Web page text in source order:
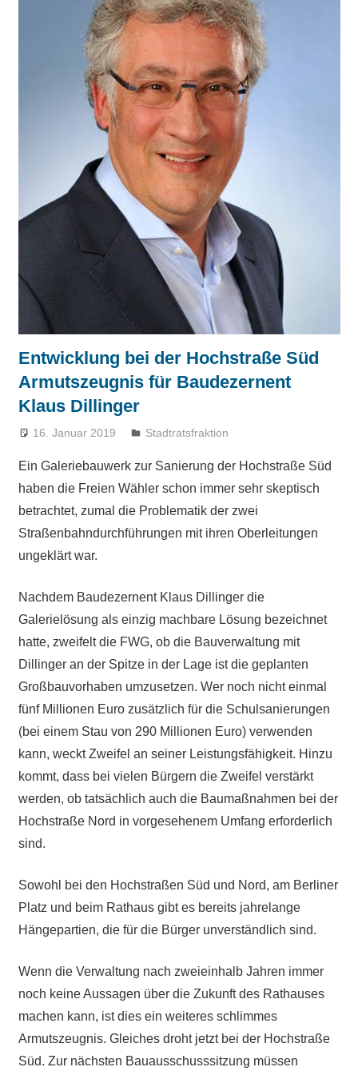
Entwicklung bei der Hochstraße Süd
Armutszeugnis für Baudezernent
Klaus Dillinger
16. Januar 2019 admin
Stadtratsfraktion
Ein Galeriebauwerk zur Sanierung der Hochstraße Süd
haben die Freien Wähler schon immer sehr skeptisch
betrachtet, zumal die Problematik der zwei
Straßenbahndurchführungen mit ihren Oberleitungen
ungeklärt war.
Nachdem Baudezernent Klaus Dillinger die
Galerielösung als einzig machbare Lösung bezeichnet
hatte, zweifelt die FWG, ob die Bauverwaltung mit
Dillinger an der Spitze in der Lage ist die geplanten
Großbauvorhaben umzusetzen. Wer noch nicht einmal
fünf Millionen Euro zusätzlich für die Schulsanierungen
(bei einem Stau von 290 Millionen Euro) verwenden
kann, weckt Zweifel an seiner Leistungsfähigkeit. Hinzu
kommt, dass bei vielen Bürgern die Zweifel verstärkt
werden, ob tatsächlich auch die Baumaßnahmen bei der
Hochstraße Nord in vorgesehenem Umfang erforderlich
sind.
Sowohl bei den Hochstraßen Süd und Nord, am Berliner
Platz und beim Rathaus gibt es bereits jahrelange
Hängepartien, die für die Bürger unverständlich sind.
Wenn die Verwaltung nach zweieinhalb Jahren immer
noch keine Aussagen über die Zukunft des Rathauses
machen kann, ist dies ein weiteres schlimmes
Armutszeugnis. Gleiches droht jetzt bei der Hochstraße
Süd. Zur nächsten Bauausschusssitzung müssen